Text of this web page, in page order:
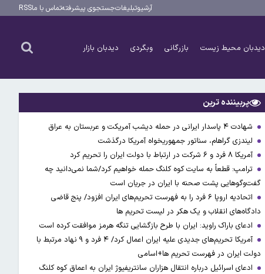
آرشیوتبلیغاتجستجوی پیشرفتهتماس با ماRSS
دیدبان محیط زیست بازرگانی وبگردی دیدبان بازار
پربیننده ترین
شهادت ۴ پاسدار ایرانی در حمله دیشب آمریکت و عربستان به عراق
لیندزی گراهام، سناتور جمهوریخواه آمریکا درگذشت
آمریکا ۸ فرد و ۶ شرکت در ارتباط با دولت ایران را تحریم کرد
ترامپ: قطعاً به سایت کوه کلنگ حمله خواهیم کرد/شما نمی‌دانید چه
گفت‌وگوهایی پشت صحنه با ایران در جریان است
اتحادیه اروپا ۶ فرد را به فهرست تحریم‌های ایران افزود/ پنج قاضی
دادگاه‌های انقلاب و یک هکر در لیست تحریم ها
ادعای باراک راوید: ایران با طرح بازگشایی تنگه هرمز موافقت کرده است
آمریکا تحریم‌های جدیدی علیه ایران اعمال کرد/ ۴ فرد و ۹ نهاد مرتبط با
دولت ایران در فهرست تحریم ها+اسامی
ادعای اسرائیل درباره انتقال هزاران سانتریفیوژ ایران به اعماق کوه کلنگ